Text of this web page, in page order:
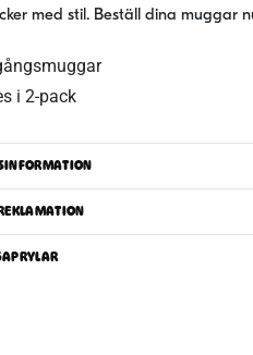
med stil. Beställ dina muggar
i 2-pack